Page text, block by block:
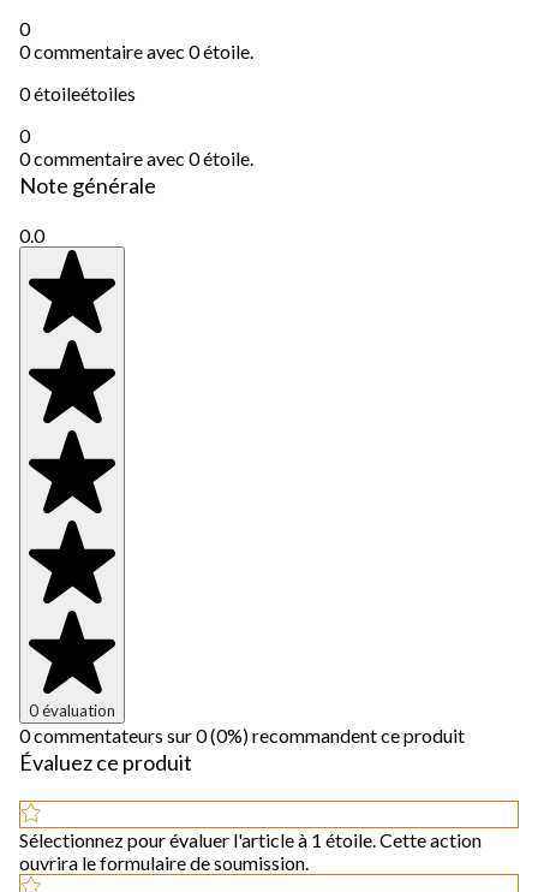
0
0 commentaire avec 0 étoile.
0 étoileétoiles
0
0 commentaire avec 0 étoile.
Note générale
0.0
0 évaluation
0 commentateurs sur 0 (0%) recommandent ce produit
Évaluez ce produit
Sélectionnez pour évaluer l'article à 1 étoile. Cette action
ouvrira le formulaire de soumission.